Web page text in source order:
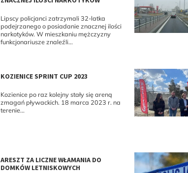
Lipscy policjanci zatrzymali 32-latka
podejrzanego o posiadanie znacznej ilości
narkotyków. W mieszkaniu mężczyzny
funkcjonariusze znaleźli...
KOZIENICE SPRINT CUP 2023
Kozienice po raz kolejny stały się areną
zmagań pływackich. 18 marca 2023 r. na
terenie...
ARESZT ZA LICZNE WŁAMANIA DO
DOMKÓW LETNISKOWYCH